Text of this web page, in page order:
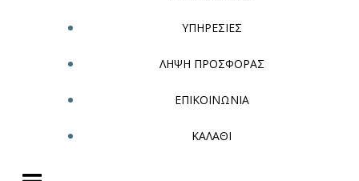
ΥΠΗΡΕΣΙΕΣ
ΛΗΨΗ ΠΡΟΣΦΟΡΑΣ
ΕΠΙΚΟΙΝΩΝΙΑ
ΚΑΛΑΘΙ